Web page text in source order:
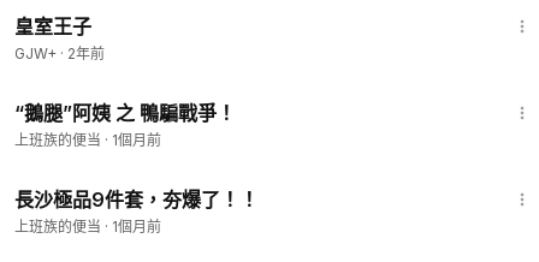
皇室王子
GJW+ · 2年前
“鵝腿”阿姨 之 鴨騙戰爭！
上班族的便当 · 1個月前
長沙極品9件套，夯爆了！！
上班族的便当 · 1個月前